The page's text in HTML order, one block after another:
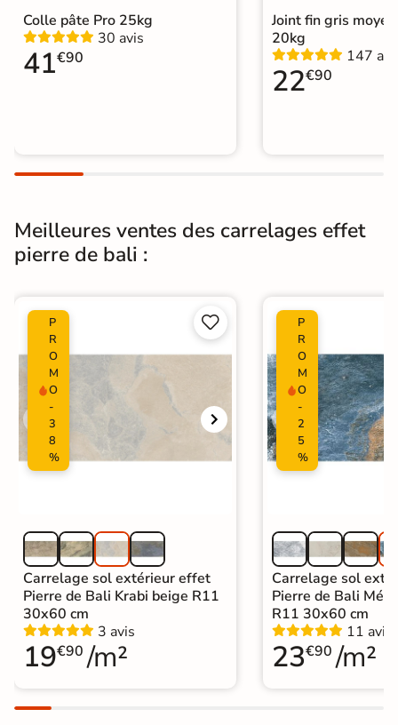
Type de pose
|
Carrelage terrasse effet pierre
Colle pâte Pro 25kg
30 avis
41€90
Joint fin gris
20kg
147
22€90
Meilleures ventes des carrelages effet
pierre de bali :
P
R
O
M
O
-
3
8
%


Carrelage sol extérieur effet
Pierre de Bali Krabi beige R11
30x60 cm
3 avis
19€90 /m²
P
R
O
M
O
-
2
5
%
Carrelage sol
Pierre de Bali
R11 30x60 cm
11 avis
23€90 /m²